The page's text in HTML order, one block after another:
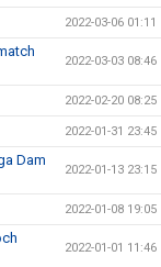
2022-03-06 01:11
2022-03-03 08:46
2022-02-20 08:25
2022-01-31 23:45
Dam
2022-01-13 23:15
2022-01-08 19:05
2022-01-01 11:46